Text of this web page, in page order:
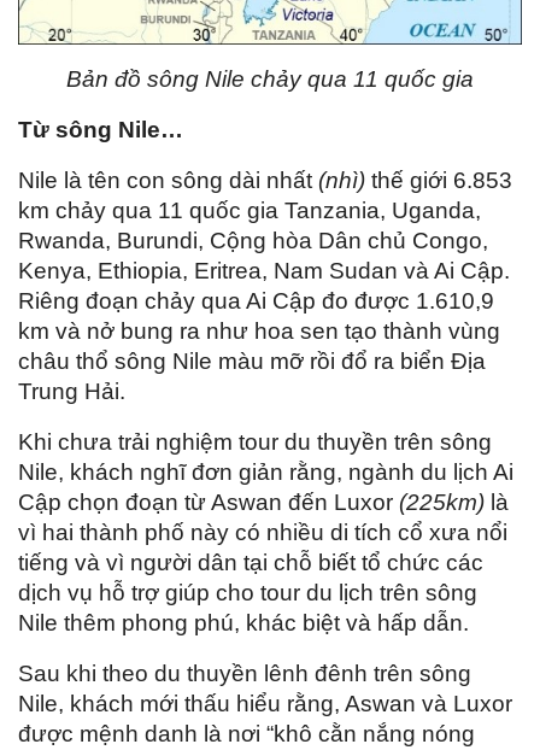
Bản đồ sông Nile chảy qua 11 quốc gia
Từ sông Nile…
Nile là tên con sông dài nhất (nhì) thế giới 6.853
km chảy qua 11 quốc gia Tanzania, Uganda,
Rwanda, Burundi, Cộng hòa Dân chủ Congo,
Kenya, Ethiopia, Eritrea, Nam Sudan và Ai Cập.
Riêng đoạn chảy qua Ai Cập đo được 1.610,9
km và nở bung ra như hoa sen tạo thành vùng
châu thổ sông Nile màu mỡ rồi đổ ra biển Địa
Trung Hải.
Khi chưa trải nghiệm tour du thuyền trên sông
Nile, khách nghĩ đơn giản rằng, ngành du lịch Ai
Cập chọn đoạn từ Aswan đến Luxor (225km) là
vì hai thành phố này có nhiều di tích cổ xưa nổi
tiếng và vì người dân tại chỗ biết tổ chức các
dịch vụ hỗ trợ giúp cho tour du lịch trên sông
Nile thêm phong phú, khác biệt và hấp dẫn.
Sau khi theo du thuyền lênh đênh trên sông
Nile, khách mới thấu hiểu rằng, Aswan và Luxor
được mệnh danh là nơi “khô cằn nắng nóng